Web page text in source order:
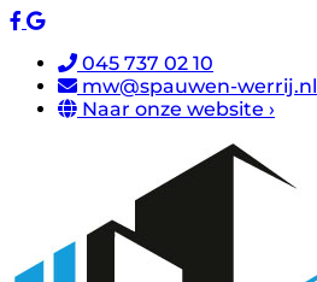
045 737 02 10
mw@spauwen-werrij.nl
Naar onze website ›